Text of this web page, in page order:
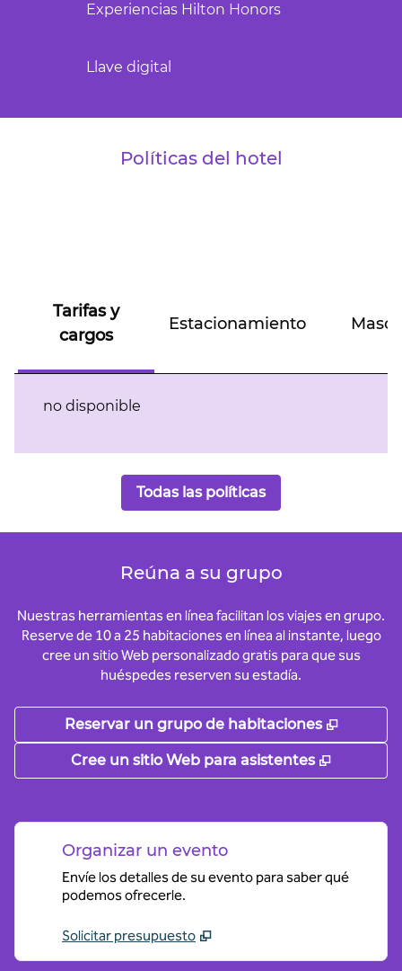
Experiencias Hilton Honors
Llave digital
Políticas del hotel
Tarifas y
cargos
Estacionamiento
no disponible
Todas las políticas
Reúna a su grupo
Nuestras herramientas en línea facilitan los viajes en grupo.
Reserve de 10 a 25 habitaciones en línea al instante, luego
cree un sitio Web personalizado gratis para que sus
huéspedes reserven su estadía.
Reservar un grupo de habitaciones ,
Cree un sitio Web para asistentes ,
Organizar un evento
Envíe los detalles de su evento para saber qué
podemos ofrecerle.
Solicitar presupuesto